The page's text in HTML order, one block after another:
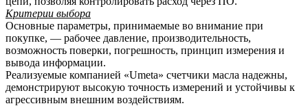
Критерии выбора
Основные параметры, принимаемые во внимание при
покупке, — рабочее давление, производительность,
возможность поверки, погрешность, принцип измерения и
вывода информации.
Реализуемые компанией «Umeta» счетчики масла надежны,
демонстрируют высокую точность измерений и устойчивы к
агрессивным внешним воздействиям.